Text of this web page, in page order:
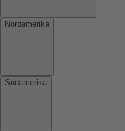
Nordamerika
Südamerika